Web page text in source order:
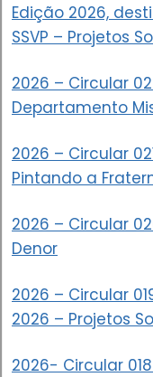
Edição 2026,
SSVP – Projetos
2026 – Circular
Departamento
2026 – Circular
Pintando a
2026 – Circular
Denor
2026 – Circular
2026 – Projetos
2026- Circular